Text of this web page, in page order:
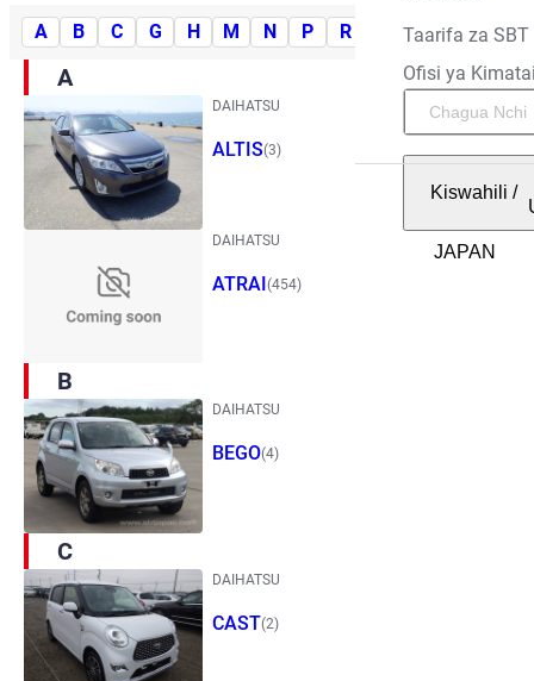
Taarifa za SBT
Ofisi ya
Kiswahili /
A B C G H M N P R T Y
A
DAIHATSU
ALTIS(3)
DAIHATSU
ATRAI(454)
B
DAIHATSU
BEGO(4)
C
DAIHATSU
CAST(2)